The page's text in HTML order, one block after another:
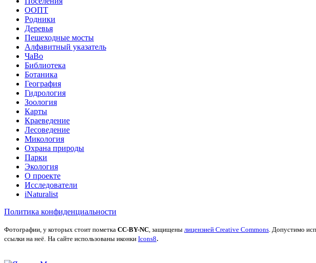
ООПТ
Родники
Деревья
Пешеходные мосты
Алфавитный указатель
ЧаВо
Библиотека
Ботаника
География
Гидрология
Зоология
Карты
Краеведение
Лесоведение
Микология
Охрана природы
Парки
Экология
О проекте
Исследователи
iNaturalist
Политика конфиденциальности
Фотографии, у которых стоит пометка CC-BY-NC , защищены лицензией Creative Commons . Допустимо
ссылки на неё. На сайте использованы иконки Icons8.